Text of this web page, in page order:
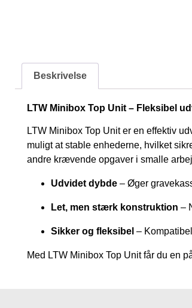
Beskrivelse
LTW Minibox Top Unit – Fleksibel
LTW Minibox Top Unit er en effektiv
muligt at stable enhederne, hvilket
andre krævende opgaver i smalle
Udvidet dybde – Øger
Let, men stærk konstruktion –
Sikker og fleksibel –
Med LTW Minibox Top Unit får du en